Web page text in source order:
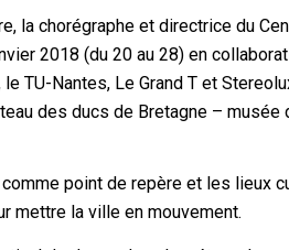
la chorégraphe et directrice du
2018 (du 20 au 28) en
le TU-Nantes, Le Grand T et
des ducs de Bretagne – musée
point de repère et les lieux
mettre la ville en mouvement.